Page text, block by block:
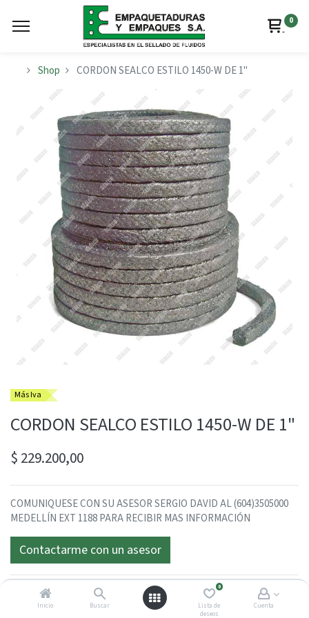
Inicio Buscar
0
Lista de
deseos
Cuenta
0
Shop CORDON SEALCO ESTILO 1450-W DE 1"
Más Iva
CORDON SEALCO ESTILO 1450-W DE 1"
$ 229.200,00
COMUNIQUESE CON SU ASESOR SERGIO DAVID AL (604)3505000
MEDELLÍN EXT 1188 PARA RECIBIR MAS INFORMACIÓN
Contactarme con un asesor